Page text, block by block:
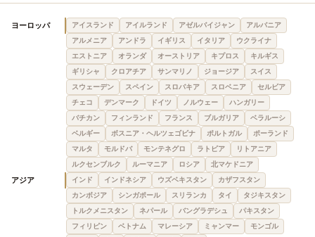
ヨーロッパ アイスランド アイルランド アゼルバイジャン
アルバニア
アルメニア
アンドラ イギリス イタリア
ウクライナ
エストニア
オランダ オーストリア キプロス
キルギス
ギリシャ
クロアチア サンマリノ ジョージア
スイス
スウェーデン
スペイン スロバキア スロベニア
セルビア
チェコ
デンマーク ドイツ ノルウェー
ハンガリー
バチカン
フィンランド フランス ブルガリア
ベラルーシ
ベルギー
ボスニア・ヘルツェゴビナ ポルトガル
ポーランド
マルタ
モルドバ モンテネグロ ラトビア
リトアニア
ルクセンブルク
ルーマニア ロシア 北マケドニア
アジア インド インドネシア ウズベキスタン
カザフスタン
カンボジア
シンガポール スリランカ タイ
タジキスタン
トルクメニスタン
ネパール バングラデシュ
パキスタン
フィリピン
ベトナム マレーシア ミャンマー
モンゴル